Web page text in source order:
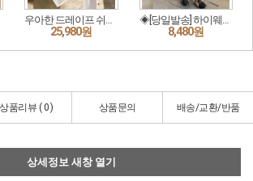
상품리뷰 ( 0) 상품문의 배송/교환/반품
상세정보 새창 열기